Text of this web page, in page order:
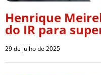
Henrique
do IR para
29 de julho de 2025